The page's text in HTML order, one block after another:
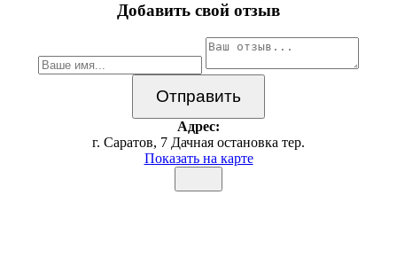
Добавить свой отзыв
Адрес:
г. Саратов, 7 Дачная остановка тер.
Показать на карте